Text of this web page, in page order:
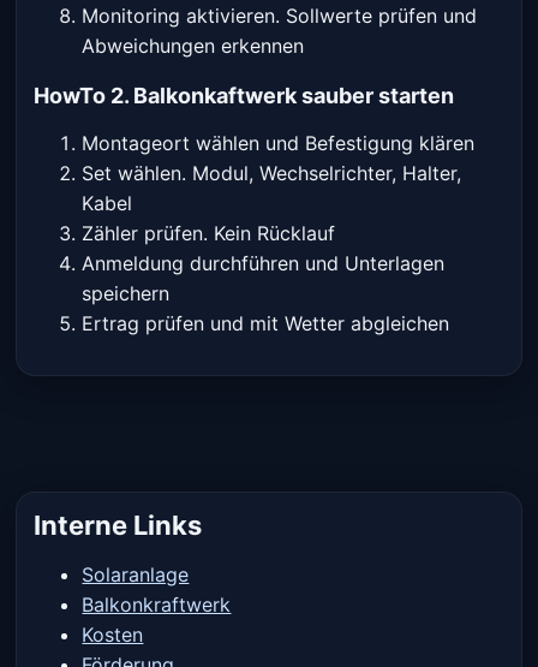
Monitoring aktivieren. Sollwerte prüfen und
Abweichungen erkennen
HowTo 2. Balkonkaftwerk sauber starten
Montageort wählen und Befestigung klären
Set wählen. Modul, Wechselrichter, Halter,
Kabel
Zähler prüfen. Kein Rücklauf
Anmeldung durchführen und Unterlagen
speichern
Ertrag prüfen und mit Wetter abgleichen
Interne Links
Solaranlage
Balkonkraftwerk
Kosten